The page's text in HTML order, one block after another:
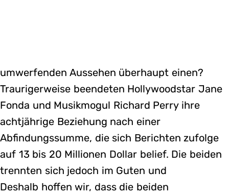
umwerfenden Aussehen überhaupt einen?
Traurigerweise beendeten Hollywoodstar Jane
Fonda und Musikmogul Richard Perry ihre
achtjährige Beziehung nach einer
Abfindungssumme, die sich Berichten zufolge
auf 13 bis 20 Millionen Dollar belief. Die beiden
trennten sich jedoch im Guten und
Deshalb hoffen wir, dass die beiden